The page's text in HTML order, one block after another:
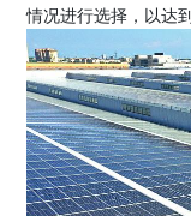
情况进行选择，以达